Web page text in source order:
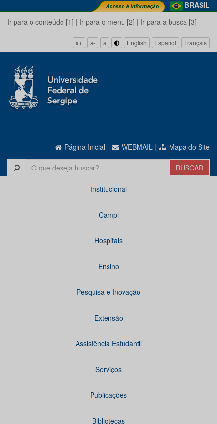
BRASIL
Ir para o conteúdo [1] | Ir para o menu [2] | Ir para a busca [3]
a+ a- a English Español Français
Página Inicial | WEBMAIL | Mapa do Site
Institucional
Campi
Hospitais
Ensino
Pesquisa e Inovação
Extensão
Assistência Estudantil
Serviços
Publicações
Bibliotecas